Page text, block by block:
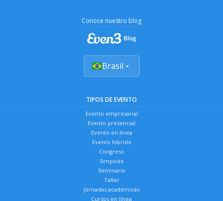
Conoce nuestro blog
Brasil
TIPOS DE EVENTO
Evento empresarial
Evento presencial
Evento en línea
Evento híbrido
Congreso
Simposio
Seminario
Taller
Jornadas académicas
Cursos en línea